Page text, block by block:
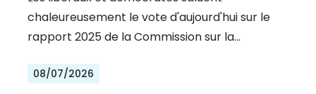
L'ADHÉSION À L'UE
chaleureusement le vote d'aujourd'hui sur le
rapport 2025 de la Commission sur la…
08/07/2026